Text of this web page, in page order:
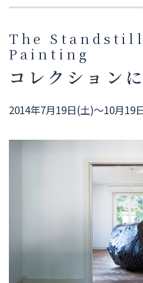
The
Painting
コレクショ
2014年7月19日(土)～10月19